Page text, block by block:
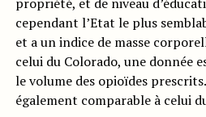
cependant l’Etat le plus
et a un indice de masse
celui du Colorado, une donnée
le volume des opioïdes
également comparable à celui